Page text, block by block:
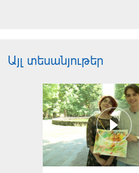
Այլ տեսանյութեր